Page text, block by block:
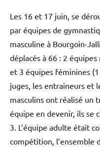
Les 16 et 17 juin, se
par équipes de
masculine à Bourgoin-
déplacés à 66 : 2
et 3 équipes féminines
juges, les entraineurs et
masculins ont réalisé un
équipe en devenir, ils se
3. L’équipe adulte était
compétition, l’ensemble